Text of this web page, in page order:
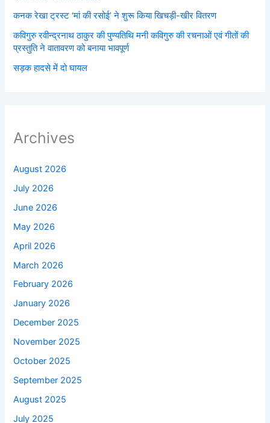
कनक रेखा ट्रस्ट ‘मां की रसोई’ ने शुरू किया खिचड़ी-खीर वितरण
कविगुरु रवीन्द्रनाथ ठाकुर की पुण्यतिथि मनी कविगुरु की रचनाओं एवं गीतों की
प्रस्तुति ने वातावरण को बनाया भावपूर्ण
सड़क हादसे में दो घायल
Archives
August 2026
July 2026
June 2026
May 2026
April 2026
March 2026
February 2026
January 2026
December 2025
November 2025
October 2025
September 2025
August 2025
July 2025